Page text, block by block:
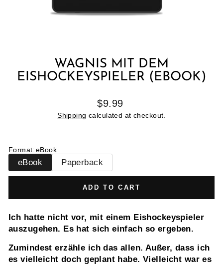
WAGNIS MIT DEM
EISHOCKEYSPIELER (EBOOK)
Regular
price
$9.99
Shipping calculated at checkout.
Format:eBook
eBook Paperback
ADD TO CART
Ich hatte nicht vor, mit einem Eishockeyspieler
auszugehen. Es hat sich einfach so ergeben.
Zumindest erzähle ich das allen. Außer, dass ich
es vielleicht doch geplant habe. Vielleicht war es